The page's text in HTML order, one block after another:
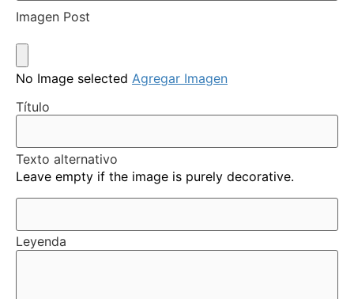
Imagen Post
No Image selected Agregar Imagen
Título
Texto alternativo
Leave empty if the image is purely decorative.
Leyenda